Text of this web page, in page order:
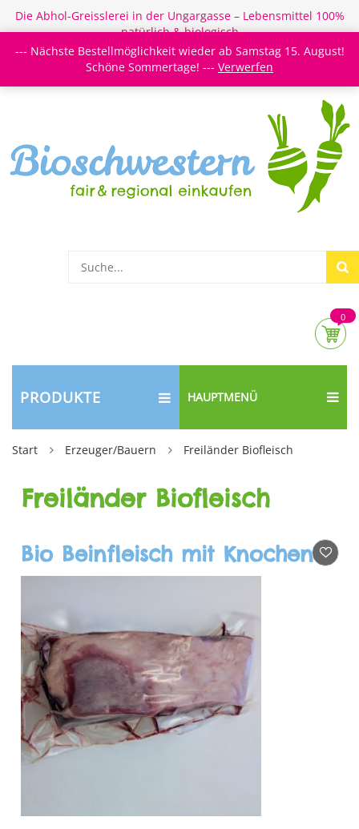
Die Abhol-Greisslerei in der Ungargasse – Lebensmittel 100%
natürlich & biologisch
Login/Register Newsletter Meine Merkzettel
0
PRODUKTE HAUPTMENÜ
Start Erzeuger/Bauern Freiländer Biofleisch
Freiländer Biofleisch
Bio Beinfleisch mit Knochen vom Rind
--- Nächste Bestellmöglichkeit wieder ab Samstag 15. August!
Schöne Sommertage! --- Verwerfen